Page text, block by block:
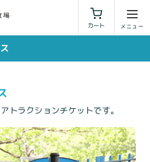
カート
特定商取引法に基づく表示
トラクションチケットです。